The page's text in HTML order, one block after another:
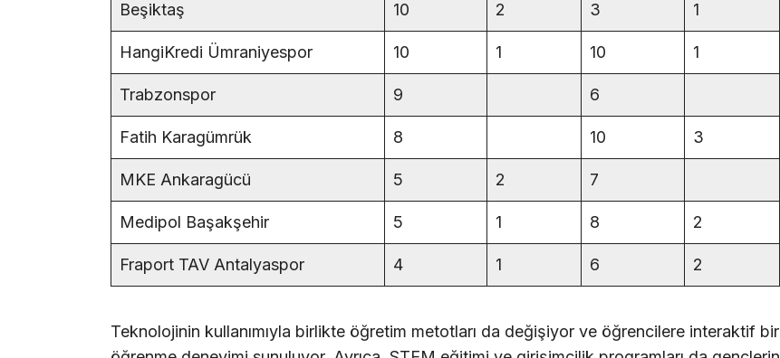
Beşiktaş 10 2 3 1
HangiKredi Ümraniyespor 10 1 10 1
Trabzonspor 9 6
Fatih Karagümrük 8 10 3
MKE Ankaragücü 5 2 7
Medipol Başakşehir 5 1 8 2
Fraport TAV Antalyaspor 4 1 6 2
Teknolojinin kullanımıyla birlikte öğretim metotları da değişiyor ve öğrencilere interaktif bir